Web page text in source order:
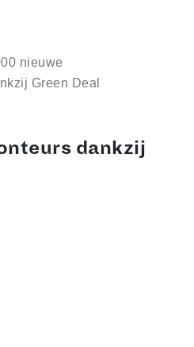
nieuwe
Green Deal
dankzij